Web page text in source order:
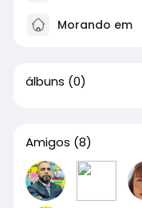
Morando em
álbuns (0)
Amigos (8)